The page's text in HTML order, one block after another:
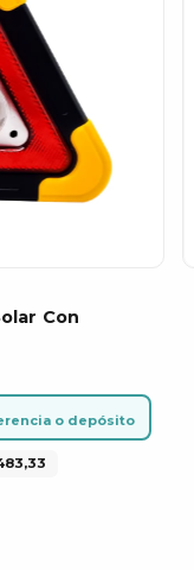
Con
o depósito